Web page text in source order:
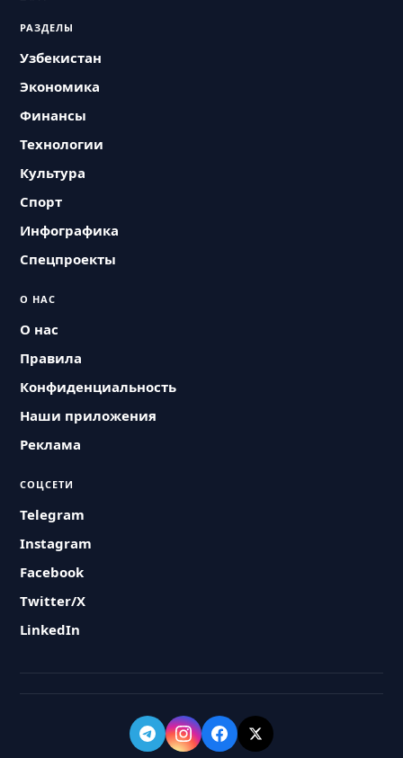
РАЗДЕЛЫ
Узбекистан
Экономика
Финансы
Технологии
Культура
Спорт
Инфографика
Спецпроекты
О НАС
О нас
Правила
Конфиденциальность
Наши приложения
Реклама
СОЦСЕТИ
Telegram
Instagram
Facebook
Twitter/X
LinkedIn